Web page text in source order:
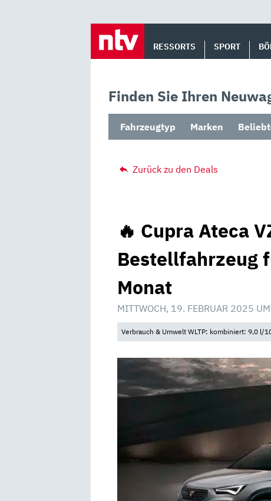
RESSORTS SPORT
Finden Sie Ihren
Fahrzeugtyp Marken
Zurück zu den Deals
🔥 Cupra Ateca
Bestellfahrzeug
Monat
MITTWOCH, 19. FEBRUAR 2025
Verbrauch & Umwelt WLTP: kombiniert: 9,0 l/